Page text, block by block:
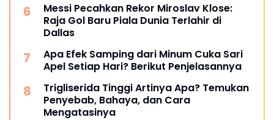
Messi Pecahkan Rekor Miroslav Klose:
Raja Gol Baru Piala Dunia Terlahir di
Dallas
Apa Efek Samping dari Minum Cuka Sari
Apel Setiap Hari? Berikut Penjelasannya
Trigliserida Tinggi Artinya Apa? Temukan
Penyebab, Bahaya, dan Cara
Mengatasinya